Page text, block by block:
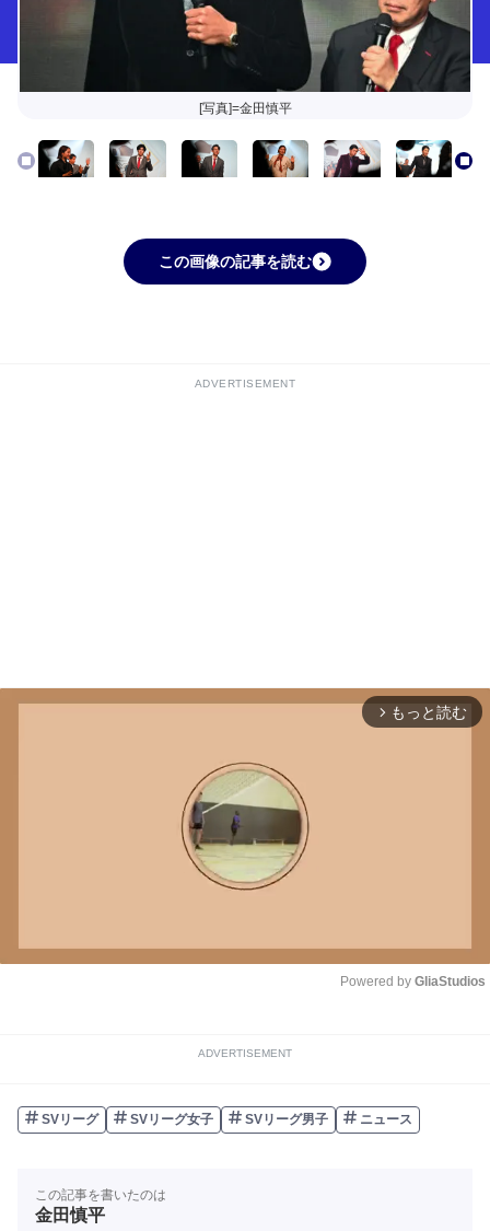
[写真]=金田慎平
この画像の記事を読む
ADVERTISEMENT
arrow_forward_ios もっと読む
Powered by GliaStudios
ADVERTISEMENT
SVリーグ SVリーグ女子 SVリーグ男子 ニュース
この記事を書いたのは
金田慎平